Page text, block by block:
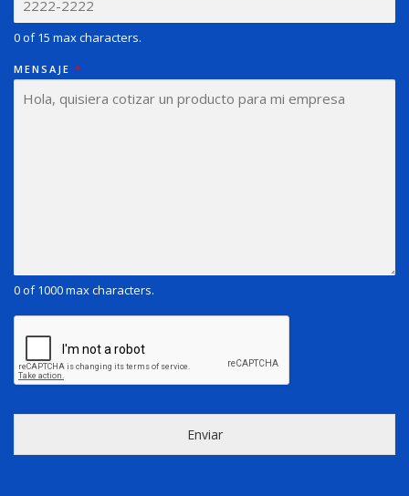
0 of 15 max characters.
MENSAJE *
0 of 1000 max characters.
Enviar